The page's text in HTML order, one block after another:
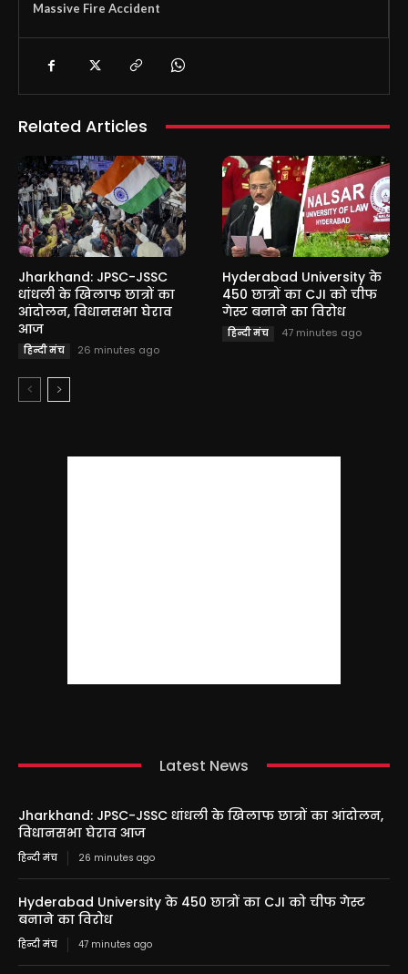
Massive Fire Accident
Related Articles
Jharkhand: JPSC-JSSC
धांधली के खिलाफ छात्रों का
आंदोलन, विधानसभा घेराव
आज
हिन्दी मंच 26 minutes ago
Hyderabad University के
450 छात्रों का CJI को चीफ
गेस्ट बनाने का विरोध
हिन्दी मंच 47 minutes ago
Latest News
Jharkhand: JPSC-JSSC धांधली के खिलाफ छात्रों का आंदोलन,
विधानसभा घेराव आज
हिन्दी मंच 26 minutes ago
Hyderabad University के 450 छात्रों का CJI को चीफ गेस्ट
बनाने का विरोध
हिन्दी मंच 47 minutes ago